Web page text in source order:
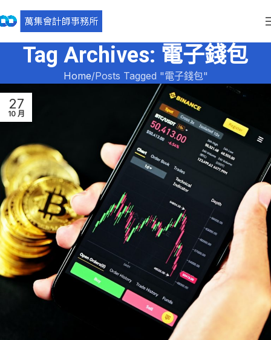
Tag Archives: 電子錢包
Home Posts Tagged "電子錢包"
27
10 月